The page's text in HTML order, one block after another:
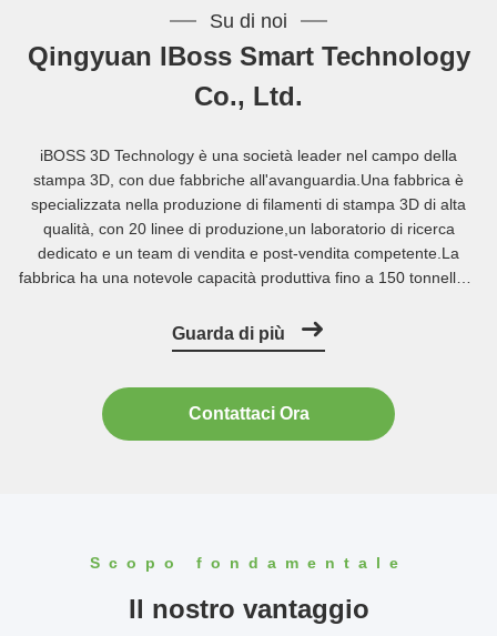
Su di noi
Qingyuan IBoss Smart Technology
Co., Ltd.
iBOSS 3D Technology è una società leader nel campo della
stampa 3D, con due fabbriche all'avanguardia.Una fabbrica è
specializzata nella produzione di filamenti di stampa 3D di alta
qualità, con 20 linee di produzione,un laboratorio di ricerca
dedicato e un team di vendita e post-vendita competente.La
fabbrica ha una notevole capacità produttiva fino a 150 tonnellate
di stampa 3D come PLA, PETG, ABS, PC, ASA, FIBERGLAS,
PDS, PPAK...
Guarda di più
Contattaci Ora
Scopo fondamentale
Il nostro vantaggio